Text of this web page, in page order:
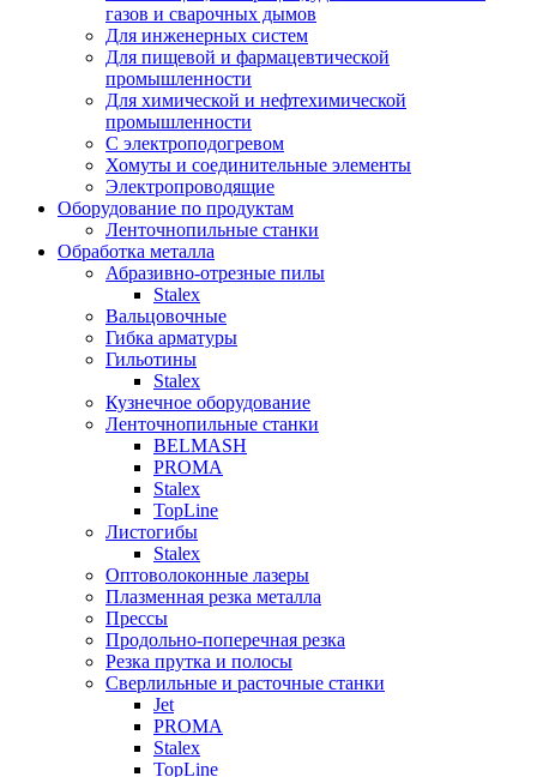
газов и сварочных дымов
Для инженерных систем
Для пищевой и фармацевтической
промышленности
Для химической и нефтехимической
промышленности
С электроподогревом
Хомуты и соединительные элементы
Электропроводящие
Оборудование по продуктам
Ленточнопильные станки
Обработка металла
Абразивно-отрезные пилы
Stalex
Вальцовочные
Гибка арматуры
Гильотины
Stalex
Кузнечное оборудование
Ленточнопильные станки
BELMASH
PROMA
Stalex
TopLine
Листогибы
Stalex
Оптоволоконные лазеры
Плазменная резка металла
Прессы
Продольно-поперечная резка
Резка прутка и полосы
Сверлильные и расточные станки
Jet
PROMA
Stalex
TopLine